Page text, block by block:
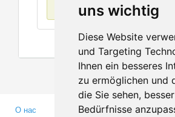
uns wichtig
Diese Website
und Targeting
Ihnen ein besseres
zu ermöglichen und
die Sie sehen,
Bedürfnisse
О нас